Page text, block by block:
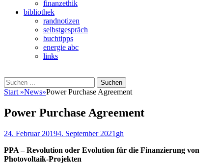
finanzethik
bibliothek
randnotizen
selbstgespräch
buchtipps
energie abc
links
Suchen
Suchen
nach:
Start »News»Power Purchase Agreement
Power Purchase Agreement
Veröffentlicht
24. Februar 20194. September 2021 Autor
gh
PPA – Revolution oder Evolution für die Finanzierung von
Photovoltaik-Projekten